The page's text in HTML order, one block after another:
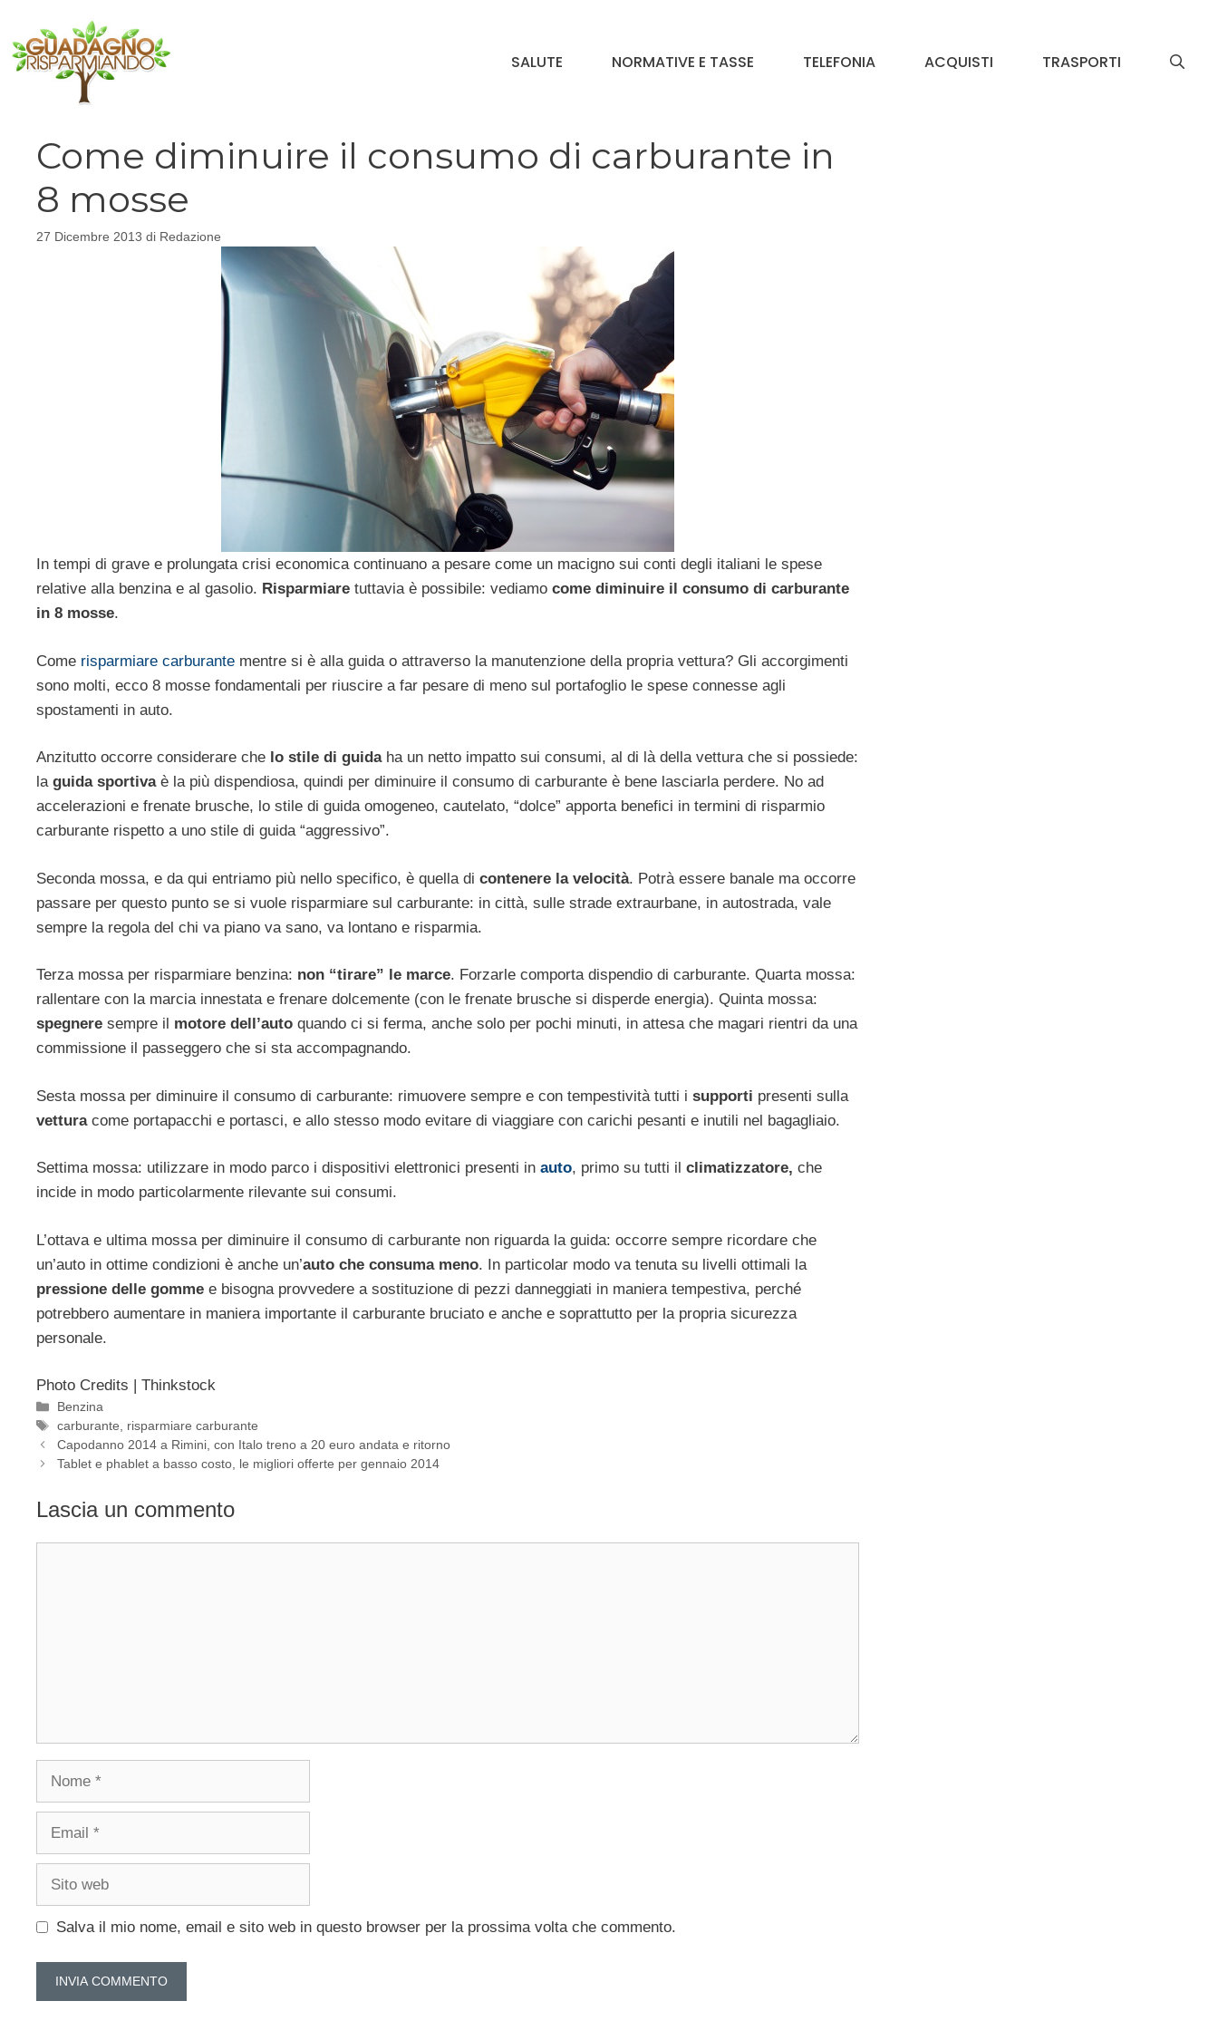
contenuto
SALUTE NORMATIVE E TASSE TELEFONIA ACQUISTI TRASPORTI
Come diminuire il consumo di carburante in
8 mosse
27 Dicembre 2013 di Redazione
In tempi di grave e prolungata crisi economica continuano a pesare come un macigno sui conti degli italiani le spese
relative alla benzina e al gasolio. Risparmiare tuttavia è possibile: vediamo come diminuire il consumo di carburante
in 8 mosse.
Come risparmiare carburante mentre si è alla guida o attraverso la manutenzione della propria vettura? Gli accorgimenti
sono molti, ecco 8 mosse fondamentali per riuscire a far pesare di meno sul portafoglio le spese connesse agli
spostamenti in auto.
Anzitutto occorre considerare che lo stile di guidaha un netto impatto sui consumi, al di là della vettura che si possiede:
la guida sportivaè la più dispendiosa, quindi per diminuire il consumo di carburante è bene lasciarla perdere. No ad
accelerazioni e frenate brusche, lo stile di guida omogeneo, cautelato, “dolce” apporta benefici in termini di risparmio
carburante rispetto a uno stile di guida “aggressivo”.
Seconda mossa, e da qui entriamo più nello specifico, è quella di contenere la velocità. Potrà essere banale ma occorre
passare per questo punto se si vuole risparmiare sul carburante: in città, sulle strade extraurbane, in autostrada, vale
sempre la regola del chi va piano va sano, va lontano e risparmia.
Terza mossa per risparmiare benzina: non “tirare” le marce. Forzarle comporta dispendio di carburante. Quarta mossa:
rallentare con la marcia innestata e frenare dolcemente (con le frenate brusche si disperde energia). Quinta mossa:
spegnere sempre il motore dell’auto quando ci si ferma, anche solo per pochi minuti, in attesa che magari rientri da una
commissione il passeggero che si sta accompagnando.
Sesta mossa per diminuire il consumo di carburante: rimuovere sempre e con tempestività tutti i supporti presenti sulla
vetturacome portapacchi e portasci, e allo stesso modo evitare di viaggiare con carichi pesanti e inutili nel bagagliaio.
Settima mossa: utilizzare in modo parco i dispositivi elettronici presenti in auto, primo su tutti il climatizzatore, che
incide in modo particolarmente rilevante sui consumi.
L’ottava e ultima mossa per diminuire il consumo di carburante non riguarda la guida: occorre sempre ricordare che
un’auto in ottime condizioni è anche un’auto che consuma meno. In particolar modo va tenuta su livelli ottimali la
pressione delle gomme e bisogna provvedere a sostituzione di pezzi danneggiati in maniera tempestiva, perché
potrebbero aumentare in maniera importante il carburante bruciato e anche e soprattutto per la propria sicurezza
personale.
Photo Credits | Thinkstock
Categorie
Benzina
Tag
carburante, risparmiare carburante
Capodanno 2014 a Rimini, con Italo treno a 20 euro andata e ritorno
Tablet e phablet a basso costo, le migliori offerte per gennaio 2014
Lascia un commento
Salva il mio nome, email e sito web in questo browser per la prossima volta che commento.